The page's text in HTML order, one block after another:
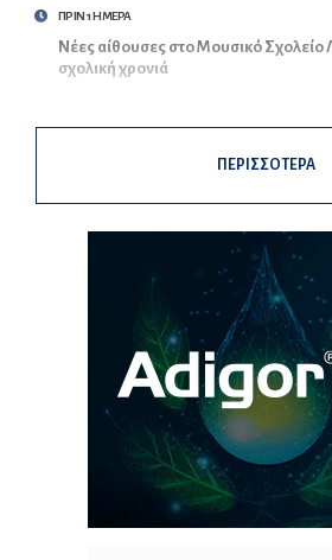
ΠΡΙΝ 1 ΗΜΕΡΑ
Νέες αίθουσες στο Μουσικό Σχολείο
σχολική χρονιά
ΠΕΡΙΣΣΟΤΕΡΑ